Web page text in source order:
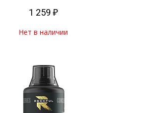
1 259 ₽
Нет в наличии